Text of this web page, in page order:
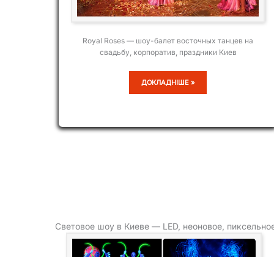
Royal Roses — шоу-балет восточных танцев на
свадьбу, корпоратив, праздники Киев
ROYAL
ROSES
ДОКЛАДНІШЕ »
Световое шоу в Киеве — LED, неоновое,